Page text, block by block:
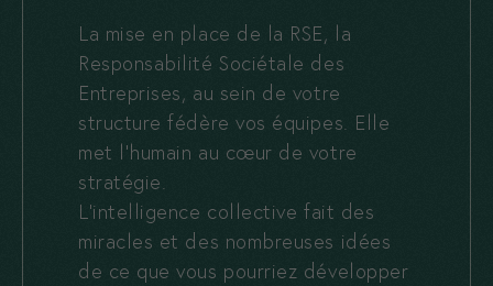
La mise en place de la RSE, la
Responsabilité Sociétale des
Entreprises, au sein de votre
structure fédère vos équipes. Elle
met l’humain au cœur de votre
stratégie.
L’intelligence collective fait des
miracles et des nombreuses idées
de ce que vous pourriez développer